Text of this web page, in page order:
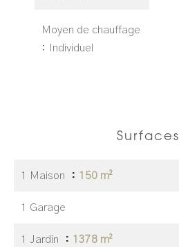
Moyen de chauffage
Individuel
Surfaces
1 Maison 150 m²
1 Garage
1 Jardin 1378 m²